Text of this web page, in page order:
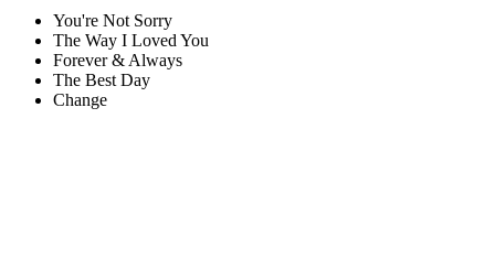
You're Not Sorry
The Way I Loved You
Forever & Always
The Best Day
Change